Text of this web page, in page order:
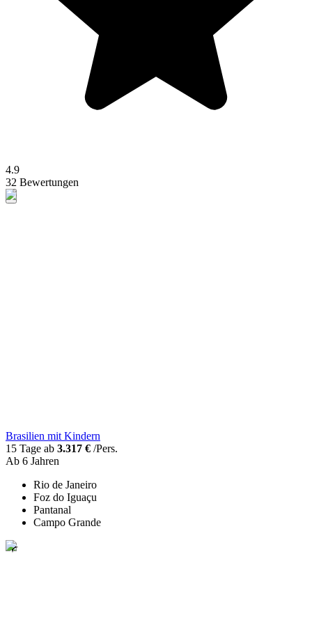
4.9
32 Bewertungen
Brasilien mit Kindern
15 Tage ab 3.317 € /Pers.
Ab 6 Jahren
Rio de Janeiro
Foz do Iguaçu
Pantanal
Campo Grande